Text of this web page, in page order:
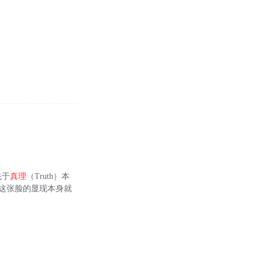
于真理 （Truth）本
张脸的显现本身就